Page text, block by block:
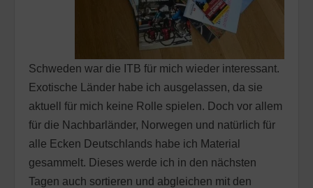
Schweden war die ITB für mich wieder interessant.
Exotische Länder habe ich ausgelassen, da sie
aktuell für mich keine Rolle spielen. Doch vor allem
für die Nachbarländer, Norwegen und natürlich für
alle Ecken Deutschlands habe ich Material
gesammelt. Dieses werde ich in den nächsten
Tagen auch sortieren und abgleichen mit den